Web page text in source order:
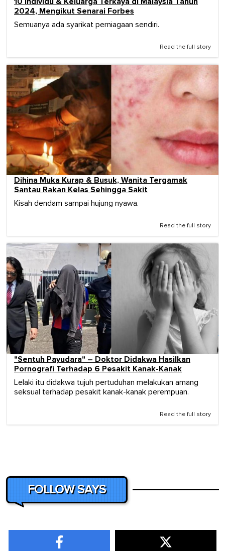
2024, Mengikut Senarai Forbes
Semuanya ada syarikat perniagaan sendiri.
Read the full story
Dihina Muka Kurap & Busuk, Wanita Tergamak
Santau Rakan Kelas Sehingga Sakit
Kisah dendam sampai hujung nyawa.
Read the full story
"Sentuh Payudara" – Doktor Didakwa Hasilkan
Pornografi Terhadap 6 Pesakit Kanak-Kanak
Lelaki itu didakwa tujuh pertuduhan melakukan amang
seksual terhadap pesakit kanak-kanak perempuan.
Read the full story
FOLLOW SAYS